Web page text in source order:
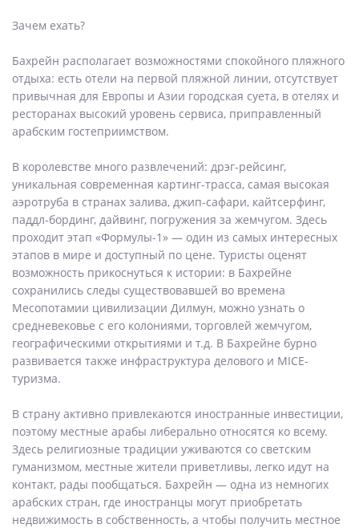
Зачем ехать?
Бахрейн располагает возможностями спокойного пляжного
отдыха: есть отели на первой пляжной линии, отсутствует
привычная для Европы и Азии городская суета, в отелях и
ресторанах высокий уровень сервиса, приправленный
арабским гостеприимством.
В королевстве много развлечений: дрэг-рейсинг,
уникальная современная картинг-трасса, самая высокая
аэротруба в странах залива, джип-сафари, кайтсерфинг,
паддл-бординг, дайвинг, погружения за жемчугом. Здесь
проходит этап «Формулы-1» — один из самых интересных
этапов в мире и доступный по цене. Туристы оценят
возможность прикоснуться к истории: в Бахрейне
сохранились следы существовавшей во времена
Месопотамии цивилизации Дилмун, можно узнать о
средневековье с его колониями, торговлей жемчугом,
географическими открытиями и т.д. В Бахрейне бурно
развивается также инфраструктура делового и MICE-
туризма.
В страну активно привлекаются иностранные инвестиции,
поэтому местные арабы либерально относятся ко всему.
Здесь религиозные традиции уживаются со светским
гуманизмом, местные жители приветливы, легко идут на
контакт, рады пообщаться. Бахрейн — одна из немногих
арабских стран, где иностранцы могут приобретать
недвижимость в собственность, а чтобы получить местное